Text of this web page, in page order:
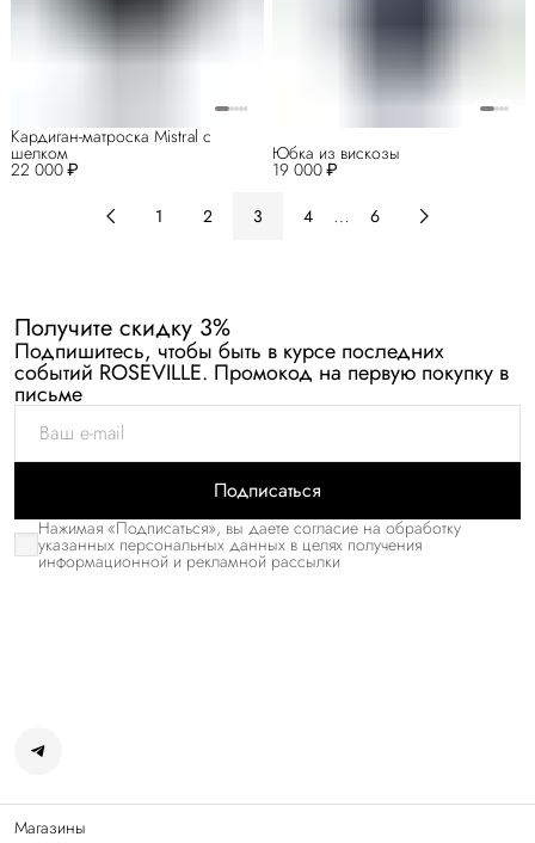
22 000 ₽
Кардиган-матроска Mistral с
шелком
19 000 ₽
Юбка из вискозы
1 2 3 4 … 6
Получите скидку 3%
Подпишитесь, чтобы быть в курсе последних
событий ROSEVILLE. Промокод на первую покупку в
письме
Подписаться
Нажимая «Подписаться», вы даете согласие на обработку
указанных персональных данных в целях получения
информационной и рекламной рассылки
Магазины